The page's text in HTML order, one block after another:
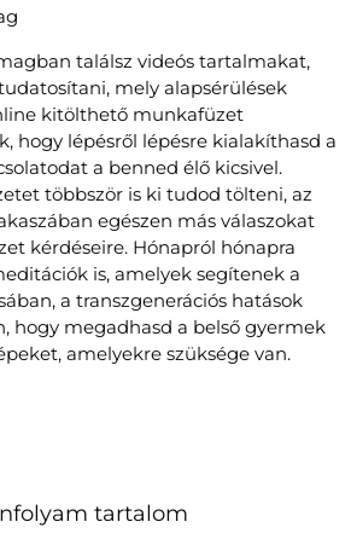
találsz videós tartalmakat,
mely alapsérülések
kitölthető munkafüzet
hogy lépésről lépésre kialakíthasd a
a benned élő kicsivel.
többször is ki tudod tölteni, az
egészen más válaszokat
kérdéseire. Hónapról hónapra
is, amelyek segítenek a
a transzgenerációs hatások
hogy megadhasd a belső gyermek
amelyekre szüksége van.
tartalom